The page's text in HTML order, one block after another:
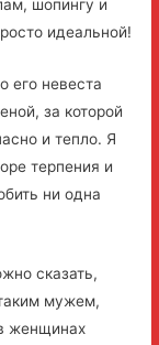
шопингу и
идеальной!
его невеста
за которой
и тепло. Я
терпения и
ни одна
сказать,
мужем,
женщинах